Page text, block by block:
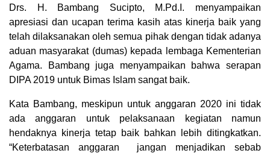
Drs. H. Bambang Sucipto, M.Pd.I. menyampaikan
apresiasi dan ucapan terima kasih atas kinerja baik yang
telah dilaksanakan oleh semua pihak dengan tidak adanya
aduan masyarakat (dumas) kepada lembaga Kementerian
Agama. Bambang juga menyampaikan bahwa serapan
DIPA 2019 untuk Bimas Islam sangat baik.
Kata Bambang, meskipun untuk anggaran 2020 ini tidak
ada anggaran untuk pelaksanaan kegiatan namun
hendaknya kinerja tetap baik bahkan lebih ditingkatkan.
“Keterbatasan anggaran jangan menjadikan sebab